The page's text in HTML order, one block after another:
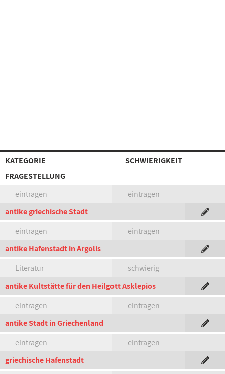
KATEGORIE
SCHWIERIGKEIT
FRAGESTELLUNG
eintragen
eintragen
antike griechische Stadt
eintragen
eintragen
antike Hafenstadt in Argolis
Literatur
schwierig
antike Kultstätte für den Heilgott Asklepios
eintragen
eintragen
antike Stadt in Griechenland
eintragen
eintragen
griechische Hafenstadt